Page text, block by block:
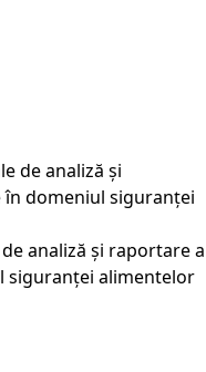
analiză și raportare a
siguranței alimentelor